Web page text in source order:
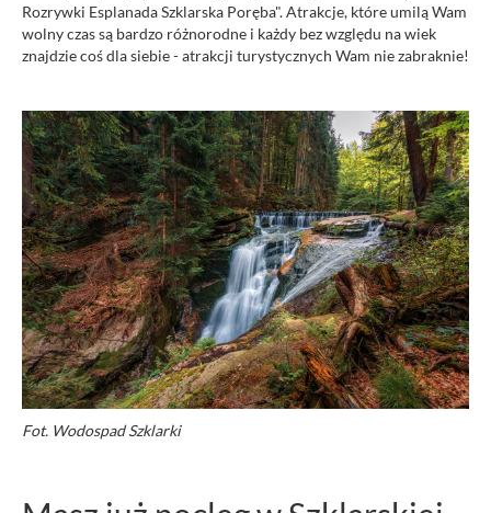
Rozrywki Esplanada Szklarska Poręba". Atrakcje, które umilą Wam
wolny czas są bardzo różnorodne i każdy bez względu na wiek
znajdzie coś dla siebie - atrakcji turystycznych Wam nie zabraknie!
Fot. Wodospad Szklarki